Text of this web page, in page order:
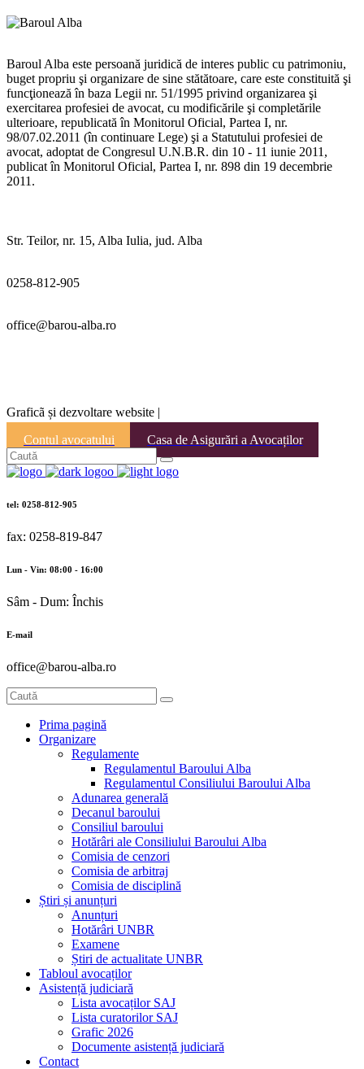
Baroul Alba este persoană juridică de interes public cu patrimoniu,
buget propriu şi organizare de sine stătătoare, care este constituită şi
funcţionează în baza Legii nr. 51/1995 privind organizarea şi
exercitarea profesiei de avocat, cu modificările şi completările
ulterioare, republicată în Monitorul Oficial, Partea I, nr.
98/07.02.2011 (în continuare Lege) şi a Statutului profesiei de
avocat, adoptat de Congresul U.N.B.R. din 10 - 11 iunie 2011,
publicat în Monitorul Oficial, Partea I, nr. 898 din 19 decembrie
2011.
Str. Teilor, nr. 15, Alba Iulia, jud. Alba
0258-812-905
office@barou-alba.ro
Graficã și dezvoltare website |
Contul avocatului
Casa de Asigurări a Avocaților
tel: 0258-812-905
fax: 0258-819-847
Lun - Vin: 08:00 - 16:00
Sâm - Dum: Închis
E-mail
office@barou-alba.ro
Prima pagină
Organizare
Regulamente
Regulamentul Baroului Alba
Regulamentul Consiliului Baroului Alba
Adunarea generală
Decanul baroului
Consiliul baroului
Hotărâri ale Consiliului Baroului Alba
Comisia de cenzori
Comisia de arbitraj
Comisia de disciplină
Știri și anunțuri
Anunțuri
Hotărâri UNBR
Examene
Știri de actualitate UNBR
Tabloul avocaților
Asistență judiciară
Lista avocaților SAJ
Lista curatorilor SAJ
Grafic 2026
Documente asistență judiciară
Contact